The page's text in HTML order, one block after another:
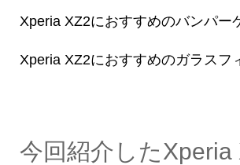
Xperia XZ2におすすめのバンパー
Xperia XZ2におすすめのガラスフ
今回紹介したXperia